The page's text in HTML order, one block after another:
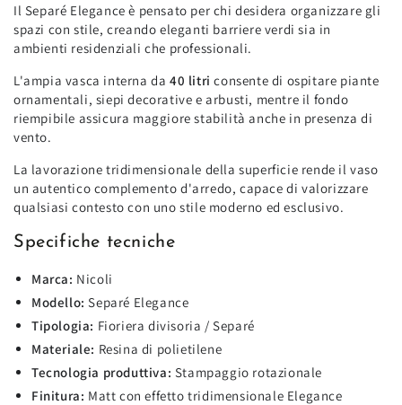
Il Separé Elegance è pensato per chi desidera organizzare gli
spazi con stile, creando eleganti barriere verdi sia in
ambienti residenziali che professionali.
L'ampia vasca interna da 40 litri consente di ospitare piante
ornamentali, siepi decorative e arbusti, mentre il fondo
riempibile assicura maggiore stabilità anche in presenza di
vento.
La lavorazione tridimensionale della superficie rende il vaso
un autentico complemento d'arredo, capace di valorizzare
qualsiasi contesto con uno stile moderno ed esclusivo.
Specifiche tecniche
Marca: Nicoli
Modello: Separé Elegance
Tipologia: Fioriera divisoria / Separé
Materiale: Resina di polietilene
Tecnologia produttiva: Stampaggio rotazionale
Finitura: Matt con effetto tridimensionale Elegance